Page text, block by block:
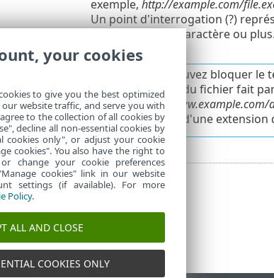
exemple, http://example.com/
Un point d'interrogation (?)
variable de zéro caractère ou
compressés.
Vous ne pouvez bloquer
l'extension du fichier fait
exemple
sont dotés d'une extension
your cookies
to give you the best optimized
website traffic, and serve you with
to the collection of all cookies by
decline all non-essential cookies by
cookies only", or adjust your cookie
cookies". You also have the right to
change your cookie preferences
cookies" link in our website
settings (if available). For more
Policy.
ALL AND CLOSE
COOKIES ONLY